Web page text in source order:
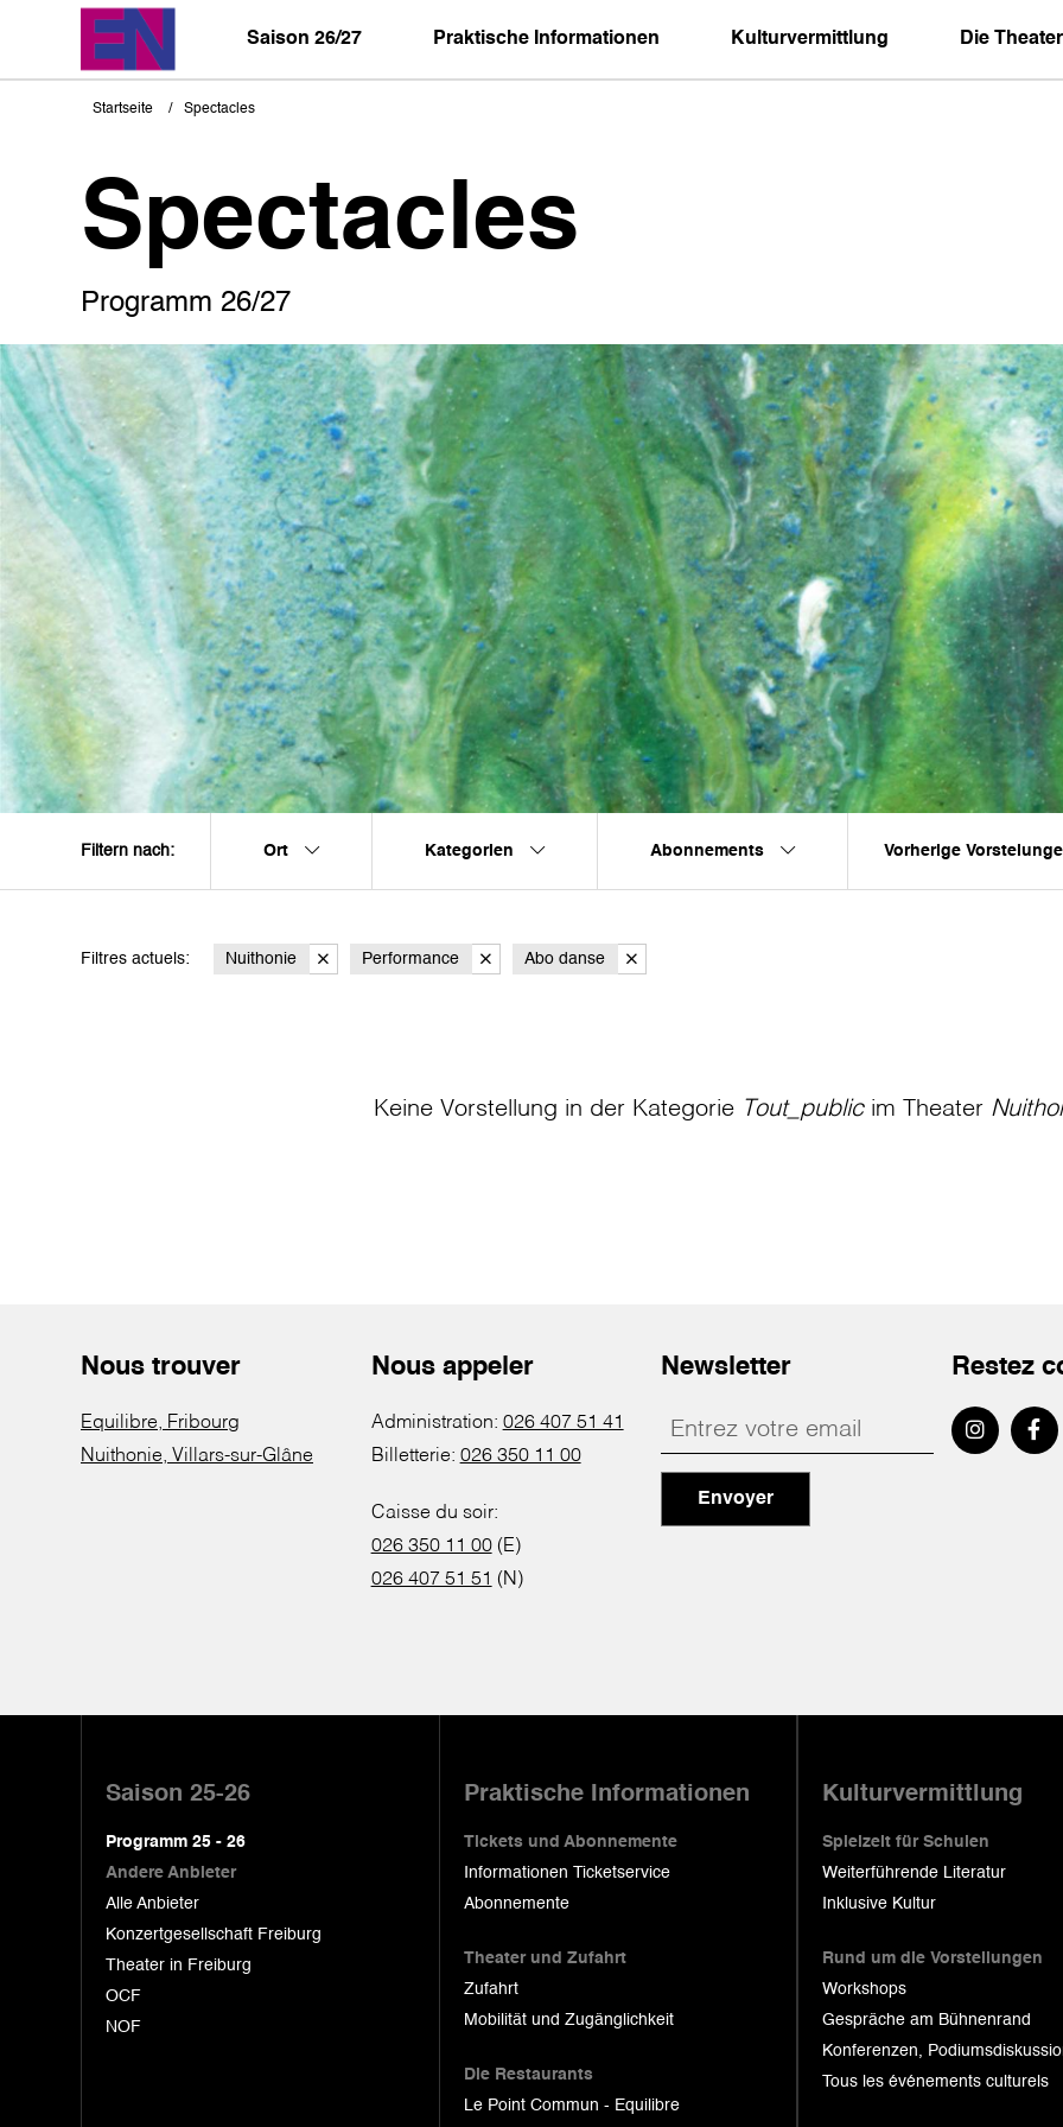
Saison 26/27 Praktische Informationen Kulturvermittlung Die Theater
Pfadnavigation
Startseite Spectacles
Spectacles
Programm 26/27
Filtern nach: Ort Kategorien Abonnements Vorherige
Filtres actuels: Nuithonie Performance Abo danse
Keine Vorstellung in der Kategorie Tout_publicim Theater
Nous trouver
Equilibre, Fribourg
Nuithonie, Villars-sur-Glâne
Nous appeler
Administration: 026 407 51 41
Billetterie: 026 350 11 00
Caisse du soir:
026 350 11 00(E)
026 407 51 51 (N)
Newsletter
Envoyer
Restez
Saison 25-26
Programm 25 - 26
Andere Anbieter
Alle Anbieter
Konzertgesellschaft Freiburg
Theater in Freiburg
OCF
NOF
Praktische Informationen
Tickets und Abonnemente
Informationen Ticketservice
Abonnemente
Theater und Zufahrt
Zufahrt
Mobilität und Zugänglichkeit
Die Restaurants
Le Point Commun - Equilibre
Kulturvermittlung
Spielzeit für Schulen
Weiterführende Literatur
Inklusive Kultur
Rund um die Vorstellungen
Workshops
Gespräche am Bühnenrand
Konferenzen,
Tous les événements culturels